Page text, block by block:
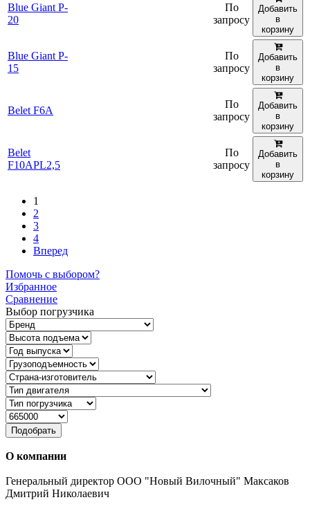
Blue Giant P-
20
По
запросу
Добавить
в
корзину
Blue Giant P-
15
По
запросу
Добавить
в
корзину
Belet F6A
По
запросу
Добавить
в
корзину
Belet
F10APL2,5
По
запросу
Добавить
в
корзину
1
2
3
4
Вперед
Помочь с выбором?
Избранное
Сравнение
Выбор погрузчика
Подобрать
О компании
Генеральный директор ООО "Новый Вилочный" Максаков
Дмитрий Николаевич